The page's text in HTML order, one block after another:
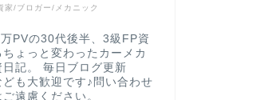
家/ブロガー/メカニック
PVの30代後半、3級FP資
ょっと変わったカーメカ
日記。 毎日ブログ更新
も大歓迎です♪問い合わせ
遠慮ください。